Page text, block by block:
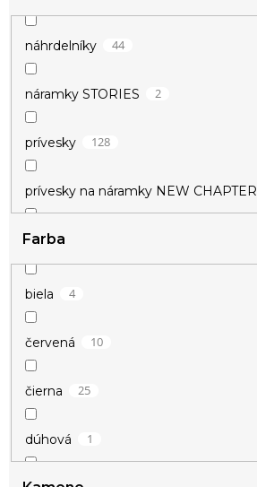
v
náhrdelníky 44
náramky STORIES 2
prívesky 128
prívesky na náramky NEW CHAPTER
prívesky na náramky STORIES
súpravy
Farba
biela 4
červená 10
čierna 25
dúhová 1